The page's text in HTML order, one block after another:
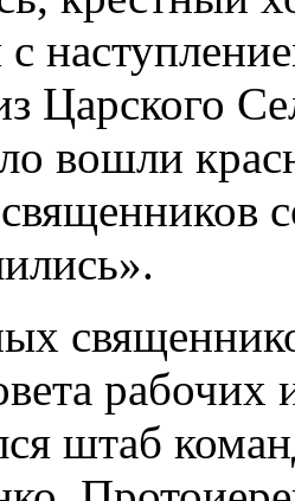
Царского
вошли
рабочих
штаб